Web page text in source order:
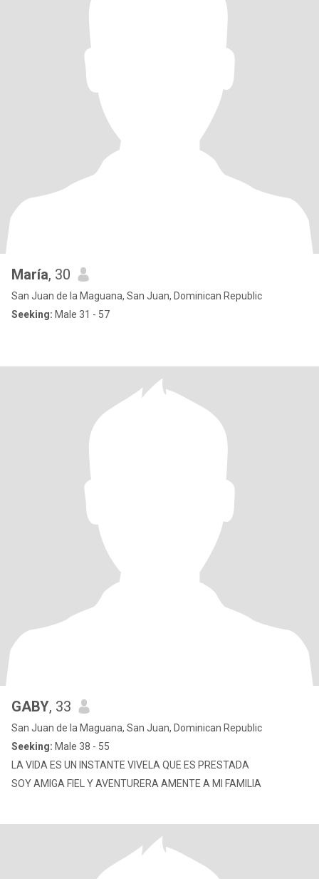
María, 30
San Juan de la Maguana, San Juan, Dominican Republic
Seeking: Male 31 - 57
GABY, 33
San Juan de la Maguana, San Juan, Dominican Republic
Seeking: Male 38 - 55
LA VIDA ES UN INSTANTE VIVELA QUE ES PRESTADA
SOY AMIGA FIEL Y AVENTURERA AMENTE A MI FAMILIA